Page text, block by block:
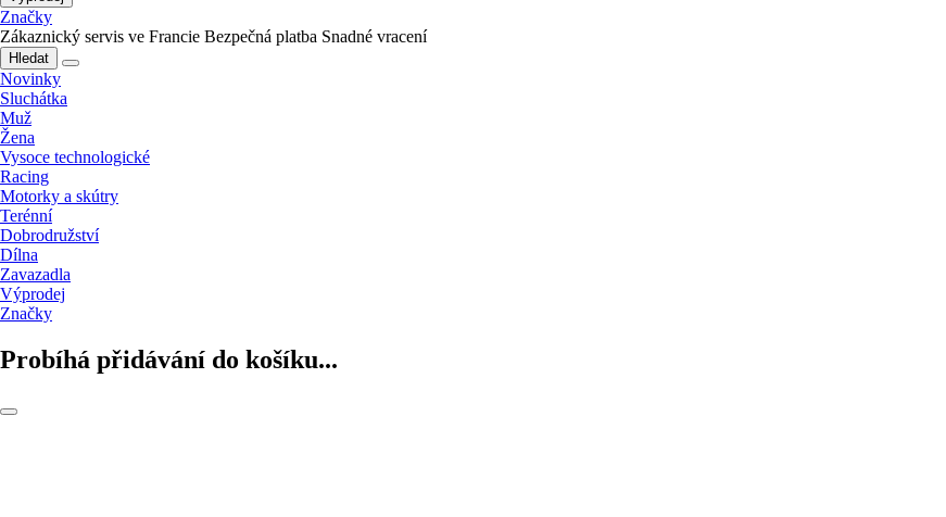
Značky
Zákaznický servis ve Francie Bezpečná platba Snadné vracení
Hledat
Novinky
Sluchátka
Muž
Žena
Vysoce technologické
Racing
Motorky a skútry
Terénní
Dobrodružství
Dílna
Zavazadla
Výprodej
Značky
Probíhá přidávání do košíku...